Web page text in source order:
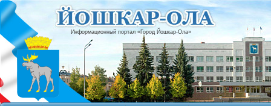
Информационный портал «Город Йошкар-Ола»